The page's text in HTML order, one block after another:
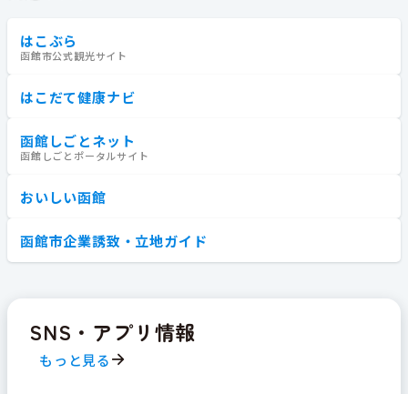
はこぶら
函館市公式観光サイト
はこだて健康ナビ
函館しごとネット
函館しごとポータルサイト
おいしい函館
函館市企業誘致・立地ガイド
SNS・アプリ情報
もっと見る